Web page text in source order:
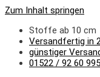
Zum Inhalt springen
Stoffe ab 10 cm
Versandfertig in
günstiger
01522 / 92 60 995